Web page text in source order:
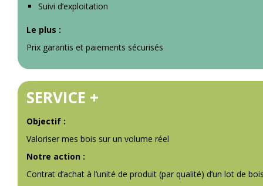
Suivi d’exploitation
Le plus :
Prix garantis et paiements sécurisés
SERVICE +
Objectif :
Valoriser mes bois sur un volume réel
Notre action :
Contrat d’achat à l’unité de produit (par qualité) d’un lot de